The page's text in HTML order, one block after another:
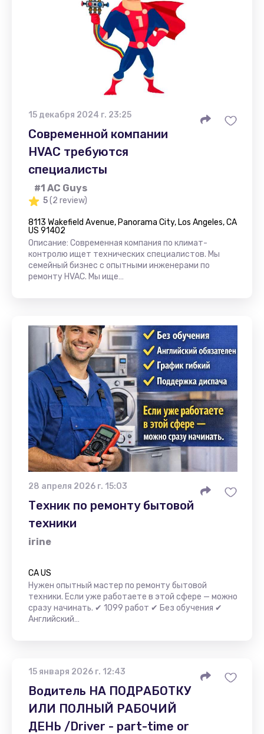
15 декабря 2024 г. 23:25
Современной компании
HVAC требуются
специалисты
#1 AC Guys
5(2 review)
8113 Wakefield Avenue, Panorama City, Los Angeles, CA
US 91402
Описание: Современная компания по климат-
контролю ищет технических специалистов. Мы
семейный бизнес с опытными инженерами по
ремонту HVAC. Мы ище…
28 апреля 2026 г. 15:03
Техник по ремонту бытовой
техники
irine
CA US
Нужен опытный мастер по ремонту бытовой
техники. Если уже работаете в этой сфере — можно
сразу начинать. ✔ 1099 работ ✔ Без обучения ✔
Английский…
15 января 2026 г. 12:43
Водитель НА ПОДРАБОТКУ
ИЛИ ПОЛНЫЙ РАБОЧИЙ
ДЕНЬ /Driver - part-time or